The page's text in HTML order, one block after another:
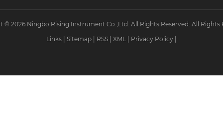
© 2026 Ningbo Rising Instrument Co.,Ltd. All Rights Reserved. All Rights
Links | Sitemap | RSS | XML | Privacy Policy |